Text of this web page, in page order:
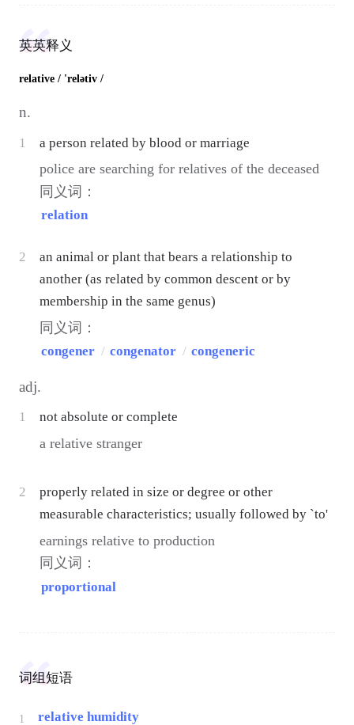
英英释义
relative / 'relətiv /
n.
1 a person related by blood or marriage
police are searching for relatives of the deceased
同义词：
relation
2
an animal or plant that bears a relationship to
another (as related by common descent or by
membership in the same genus)
同义词：
congener / congenator / congeneric
adj.
1 not absolute or complete
a relative stranger
2
properly related in size or degree or other
measurable characteristics; usually followed by `to'
earnings relative to production
同义词：
proportional
词组短语
1 relative humidity